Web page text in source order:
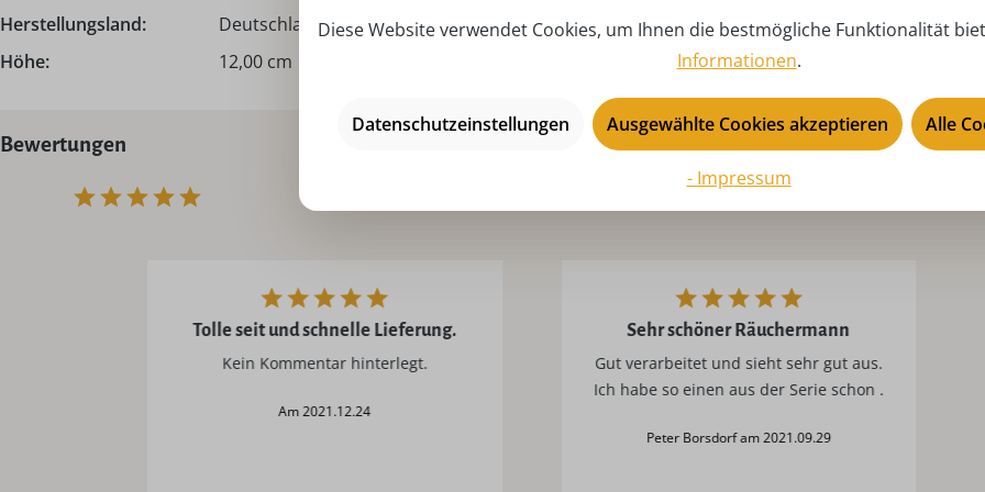
Herstellungsland:
Deutschland - Made in Germany
Höhe:
12,00 cm
Bewertungen
Tolle seit und schnelle Lieferung.
Kein Kommentar hinterlegt.
am 2021.12.24
Sehr schöner Räuchermann
Gut verarbeitet und sieht sehr gut aus.
Ich habe so einen aus der Serie schon .
Peter Borsdorf am 2021.09.29
Diese Website verwendet Cookies, um Ihnen die bestmögliche Funktionalität
Informationen.
Datenschutzeinstellungen Ausgewählte Cookies akzeptieren Alle
- Impressum